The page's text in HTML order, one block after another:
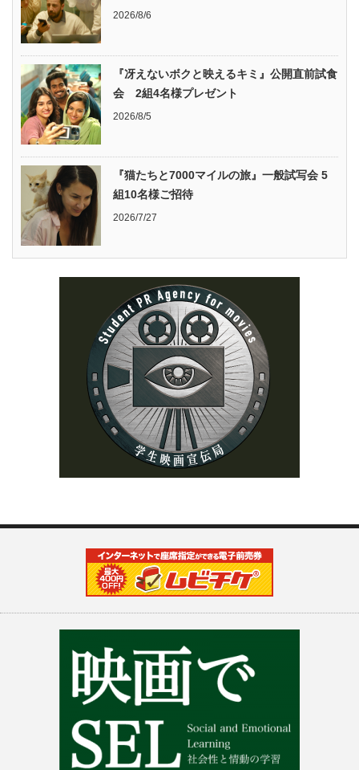
2026/8/6
『冴えないボクと映えるキミ』公開直前試食
会 2組4名様プレゼント
2026/8/5
『猫たちと7000マイルの旅』一般試写会 5
組10名様ご招待
2026/7/27